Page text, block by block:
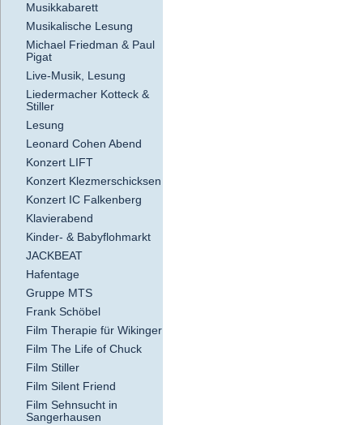
Musikkabarett
Musikalische Lesung
Michael Friedman & Paul
Pigat
Live-Musik, Lesung
Liedermacher Kotteck &
Stiller
Lesung
Leonard Cohen Abend
Konzert LIFT
Konzert Klezmerschicksen
Konzert IC Falkenberg
Klavierabend
Kinder- & Babyflohmarkt
JACKBEAT
Hafentage
Gruppe MTS
Frank Schöbel
Film Therapie für Wikinger
Film The Life of Chuck
Film Stiller
Film Silent Friend
Film Sehnsucht in
Sangerhausen